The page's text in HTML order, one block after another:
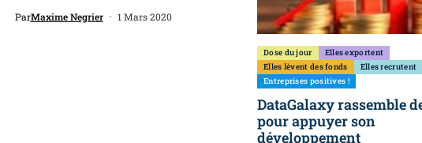
ParMaxime Negrier 1 Mars 2020
Dose du jour
Elles exportent
Elles lèvent des fonds
Elles recrutent
Entreprises positives !
DataGalaxy rassemble
pour appuyer son
développement